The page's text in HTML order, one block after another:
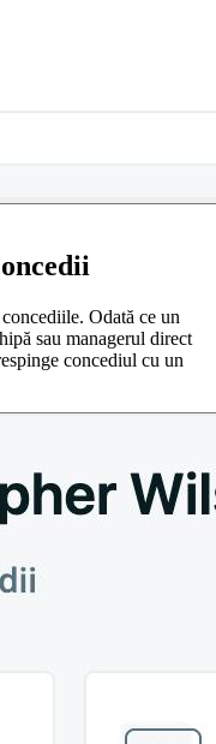
Odată ce un
sau managerul direct
concediul cu un